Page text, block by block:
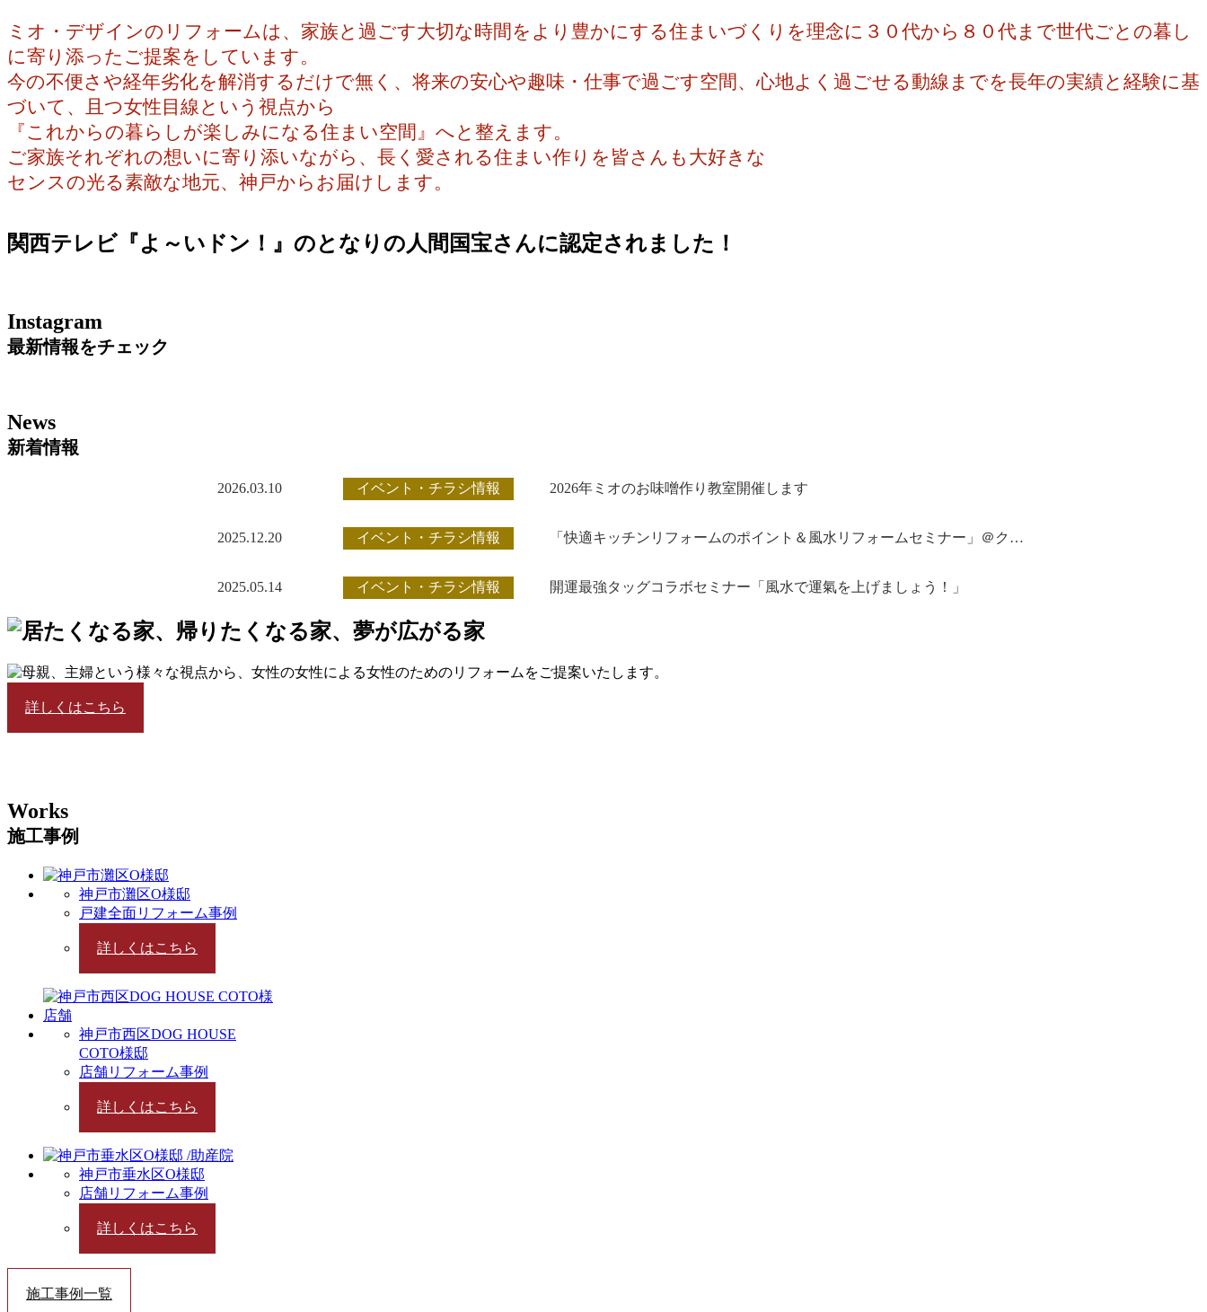
ミオ・デザインのリフォームは、家族と過ごす大切な時間をより豊かにする住まいづくりを理念に３０代から８０代まで世代ごとの暮し
に寄り添ったご提案をしています。
今の不便さや経年劣化を解消するだけで無く、将来の安心や趣味・仕事で過ごす空間、心地よく過ごせる動線までを長年の実績と経験に基
づいて、且つ女性目線という視点から
『これからの暮らしが楽しみになる住まい空間』へと整えます。
ご家族それぞれの想いに寄り添いながら、長く愛される住まい作りを皆さんも大好きな
センスの光る素敵な地元、神戸からお届けします。
関西テレビ『よ～いドン！』のとなりの人間国宝さんに認定されました！
Instagram
最新情報をチェック
News
新着情報
2026.03.10 イベント・チラシ情報 2026年ミオのお味噌作り教室開催します
2025.12.20 イベント・チラシ情報 「快適キッチンリフォームのポイント＆風水リフォームセミナー」＠クリナップ神戸ショールームを開催します
2025.05.14 イベント・チラシ情報 開運最強タッグコラボセミナー「風水で運氣を上げましょう！」
詳しくはこちら
Works
施工事例
神戸市灘区O様邸
戸建全面リフォーム事例
詳しくはこちら
神戸市西区DOG HOUSE
COTO様邸
店舗リフォーム事例
詳しくはこちら
神戸市垂水区O様邸
店舗リフォーム事例
詳しくはこちら
施工事例一覧